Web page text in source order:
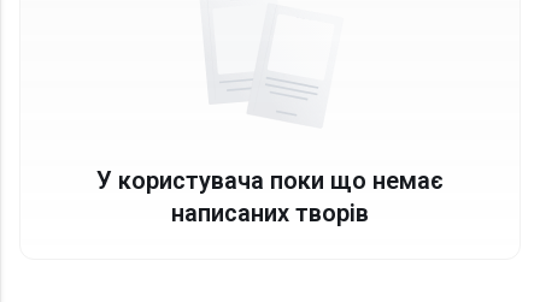
У користувача поки що немає
написаних творів